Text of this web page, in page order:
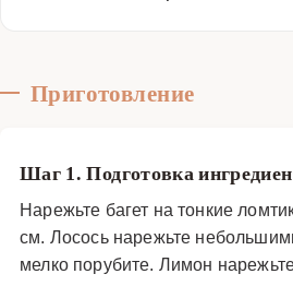
Приготовление
Шаг 1. Подготовка
Нарежьте багет на тонкие
см. Лосось нарежьте
мелко порубите. Лимон